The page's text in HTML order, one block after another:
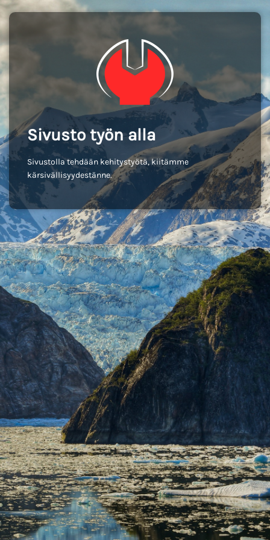
Sivusto työn alla
Sivustolla tehdään kehitystyötä, kiitämme
kärsivällisyydestänne.